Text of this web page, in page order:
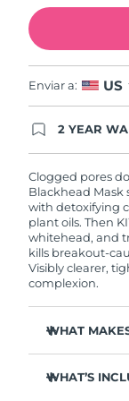
Enviar a: US
2 YEAR
issues
replace
Clogged pores
Blackhead Mask
with detoxifying
plant oils. Then
whitehead, and
kills breakout-
Visibly clearer,
complexion.
WHAT
bacteria, and
WHAT’S
Turquía
Emiratos
Unidos
Reino Unido
Estados
Uzbekistán
Vietnam